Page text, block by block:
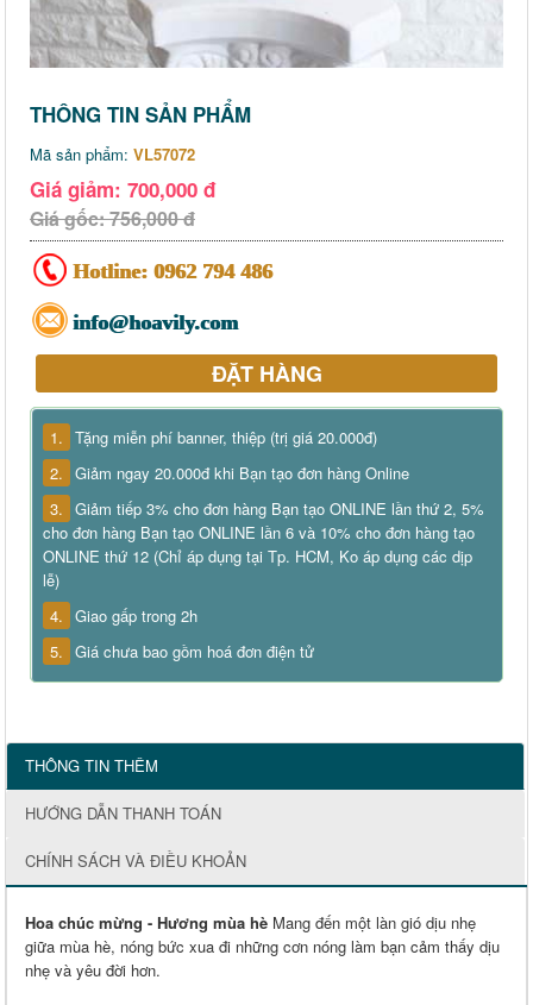
THÔNG TIN SẢN PHẨM
Mã sản phẩm: VL57072
Giá giảm: 700,000 đ
Giá gốc: 756,000 đ
Hotline: 0962 794 486
info@hoavily.com
ĐẶT HÀNG
1. Tặng miễn phí banner, thiệp (trị giá 20.000đ)
2. Giảm ngay 20.000đ khi Bạn tạo đơn hàng Online
3. Giảm tiếp 3% cho đơn hàng Bạn tạo ONLINE lần thứ 2, 5%
cho đơn hàng Bạn tạo ONLINE lần 6 và 10% cho đơn hàng tạo
ONLINE thứ 12 (Chỉ áp dụng tại Tp. HCM, Ko áp dụng các dịp
lễ)
4. Giao gấp trong 2h
5. Giá chưa bao gồm hoá đơn điện tử
THÔNG TIN THÊM
HƯỚNG DẪN THANH TOÁN
CHÍNH SÁCH VÀ ĐIỀU KHOẢN
Hoa chúc mừng - Hương mùa hè Mang đến một làn gió dịu nhẹ
giữa mùa hè, nóng bức xua đi những cơn nóng làm bạn cảm thấy dịu
nhẹ và yêu đời hơn.